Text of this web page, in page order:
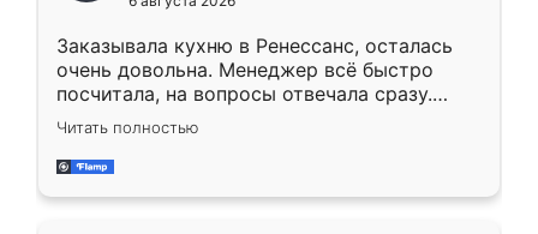
мебели буду заказывать только здесь.
Заказывала кухню в Ренессанс, осталась
очень довольна. Менеджер всё быстро
посчитала, на вопросы отвечала сразу.
Замерщик приехал в субботу, подошёл к
делу со всей ответственностью. Собрали
за день, ребята работали аккуратно, даже
Читать полностью